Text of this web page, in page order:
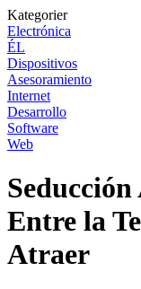
Kategorier
Electrónica
ÉL
Dispositivos
Asesoramiento
Internet
Desarrollo
Software
Web
Entre la
Atraer